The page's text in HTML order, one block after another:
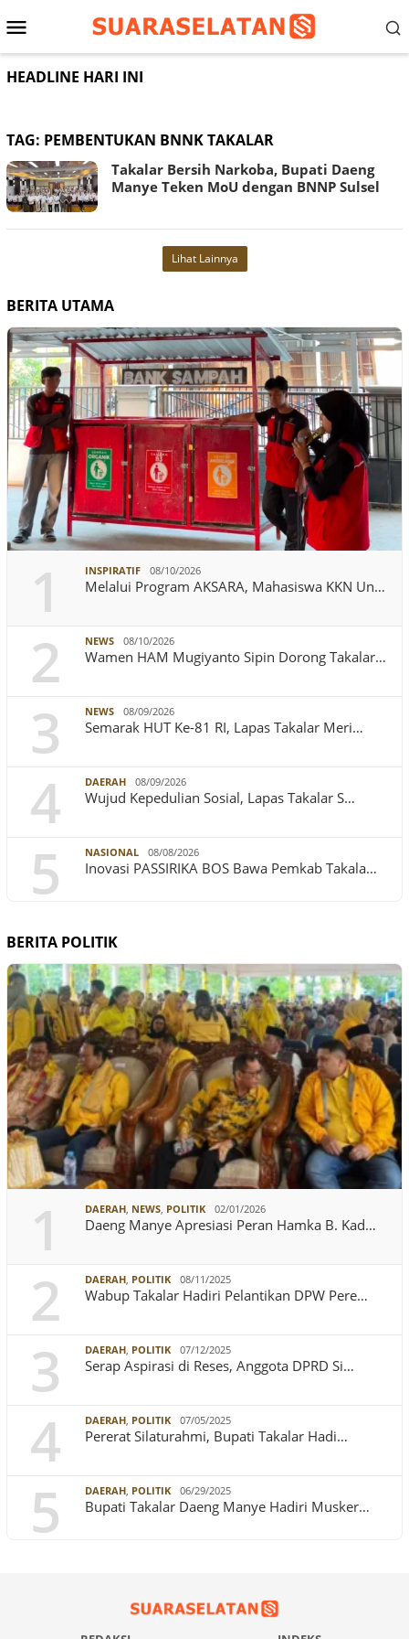
ke
Menu
Mobile
HEADLINE HARI INI
TAG: PEMBENTUKAN BNNK TAKALAR
Takalar Bersih Narkoba, Bupati Daeng
Manye Teken MoU dengan BNNP Sulsel
Lihat Lainnya
BERITA UTAMA
1 INSPIRATIF 08/10/2026
Melalui Program AKSARA, Mahasiswa KKN Un…
2 NEWS 08/10/2026
Wamen HAM Mugiyanto Sipin Dorong Takalar…
3 NEWS 08/09/2026
Semarak HUT Ke-81 RI, Lapas Takalar Meri…
4 DAERAH 08/09/2026
Wujud Kepedulian Sosial, Lapas Takalar S…
5 NASIONAL 08/08/2026
Inovasi PASSIRIKA BOS Bawa Pemkab Takala…
BERITA POLITIK
1 DAERAH, NEWS, POLITIK 02/01/2026
Daeng Manye Apresiasi Peran Hamka B. Kad…
2 DAERAH, POLITIK 08/11/2025
Wabup Takalar Hadiri Pelantikan DPW Pere…
3 DAERAH, POLITIK 07/12/2025
Serap Aspirasi di Reses, Anggota DPRD Si…
4 DAERAH, POLITIK 07/05/2025
Pererat Silaturahmi, Bupati Takalar Hadi…
5 DAERAH, POLITIK 06/29/2025
Bupati Takalar Daeng Manye Hadiri Musker…